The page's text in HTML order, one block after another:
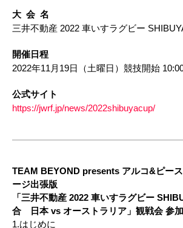
大 会 名​
三井不動産 2022 車いすラグビー
開催日程​
2022年11月19日（土曜日）競技開始
公式サイト​
https://jwrf.jp/news/2022shibuyacup/
TEAM BEYOND presents アルコ&ピー
ージ出張版
「三井不動産 2022 車いすラグビー
合 日本 vs オーストラリア」観戦会 参
1.はじめに